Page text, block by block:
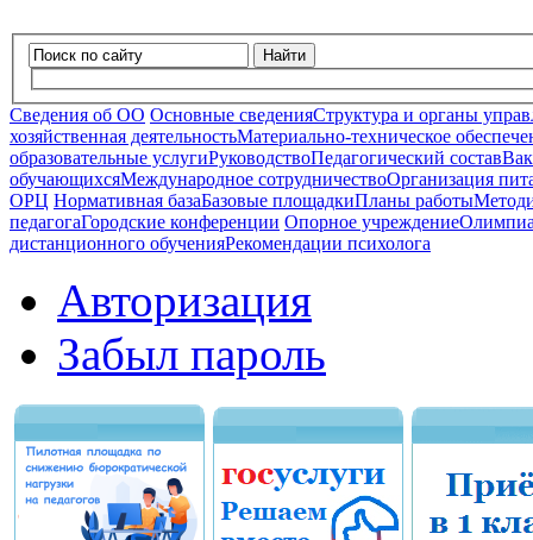
Найти
Сведения об ОО Основные сведенияСтруктура и органы
хозяйственная деятельностьМатериально-техническое
образовательные услугиРуководствоПедагогический состав
обучающихсяМеждународное сотрудничествоОрганизация
ОРЦ Нормативная базаБазовые площадкиПланы работы
педагогаГородские конференции Опорное учреждение
дистанционного обученияРекомендации психолога
Авторизация
Забыл пароль